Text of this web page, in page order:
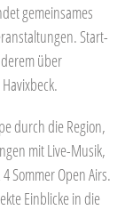
gemeinsames
Start-
über
durch die Region,
mit Live-Musik,
Sommer Open Airs.
Einblicke in die